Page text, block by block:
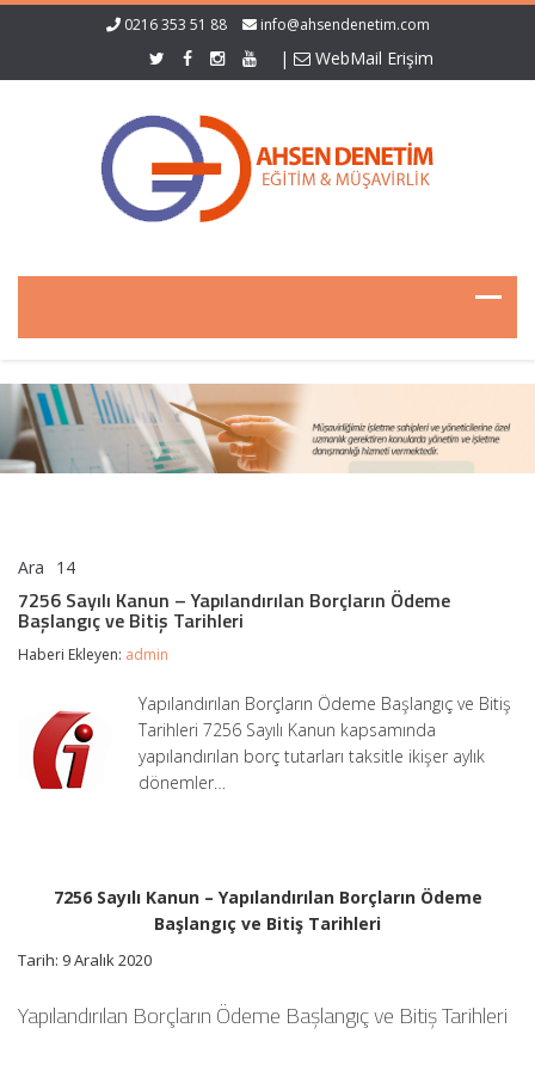
0216 353 51 88 info@ahsendenetim.com
| WebMail Erişim
Ara 14
Kanun
–
Yapılandırılan
Başlangıç
Tarihleri
7256 Sayılı Kanun – Yapılandırılan Borçların Ödeme
Başlangıç ve Bitiş Tarihleri
Haberi Ekleyen: admin
Yapılandırılan Borçların Ödeme Başlangıç ve Bitiş
Tarihleri 7256 Sayılı Kanun kapsamında
yapılandırılan borç tutarları taksitle ikişer aylık
dönemler…
7256 Sayılı Kanun – Yapılandırılan Borçların Ödeme
Başlangıç ve Bitiş Tarihleri
Tarih: 9 Aralık 2020
Yapılandırılan Borçların Ödeme Başlangıç ve Bitiş Tarihleri